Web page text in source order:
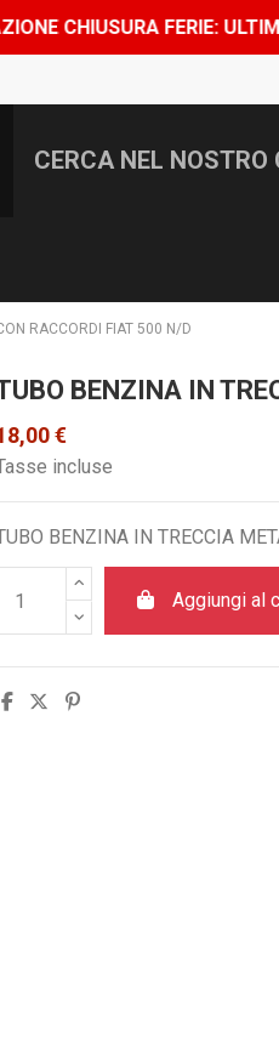
FERIE: ULTIMO
RACCORDI FIAT 500 N/D
BENZINA IN
€
incluse
BENZINA IN TRECCIA
Aggiungi al